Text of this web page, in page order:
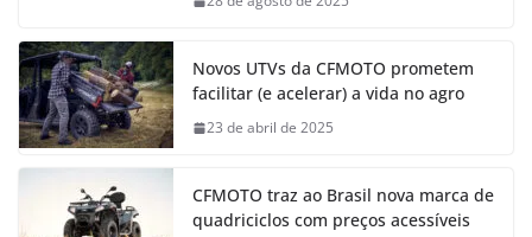
Novos UTVs da CFMOTO prometem
facilitar (e acelerar) a vida no agro
23 de abril de 2025
CFMOTO traz ao Brasil nova marca de
quadriciclos com preços acessíveis